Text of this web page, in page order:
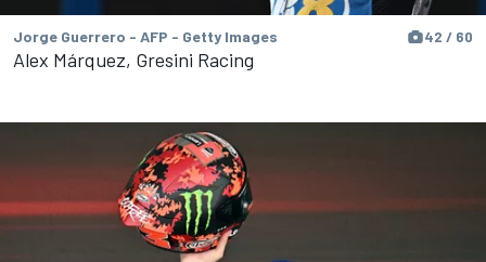
Jorge Guerrero - AFP - Getty Images 42 / 60
Alex Márquez, Gresini Racing